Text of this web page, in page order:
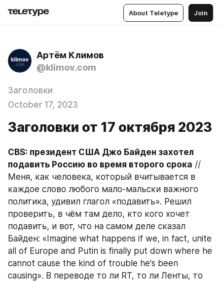
About Teletype Join
Артём Климов
@klimov.com
Заголовки
October 17, 2023
Заголовки от 17 октября 2023
CBS: президент США Джо Байден захотел
подавить Россию во время второго срока //
Меня, как человека, который вчитывается в
каждое слово любого мало-мальски важного
политика, удивил глагол «подавить». Решил
проверить, в чём там дело, кто кого хочет
подавить, и вот, что на самом деле сказал
Байден: «Imagine what happens if we, in fact, unite
all of Europe and Putin is finally put down where he
cannot cause the kind of trouble he's been
causing». В переводе то ли RT, то ли Ленты, то